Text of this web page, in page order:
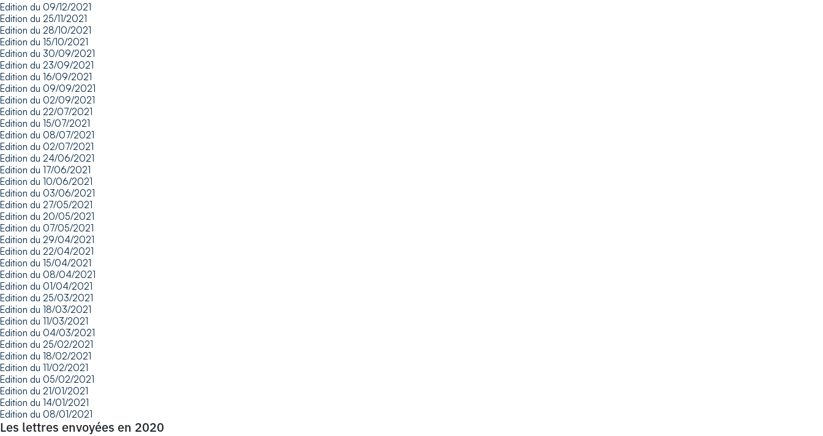
Edition du 09/12/2021
Edition du 25/11/2021
Edition du 28/10/2021
Edition du 15/10/2021
Edition du 30/09/2021
Edition du 23/09/2021
Edition du 16/09/2021
Edition du 09/09/2021
Edition du 02/09/2021
Edition du 22/07/2021
Edition du 15/07/2021
Edition du 08/07/2021
Edition du 02/07/2021
Edition du 24/06/2021
Edition du 17/06/2021
Edition du 10/06/2021
Edition du 03/06/2021
Edition du 27/05/2021
Edition du 20/05/2021
Edition du 07/05/2021
Edition du 29/04/2021
Edition du 22/04/2021
Edition du 15/04/2021
Edition du 08/04/2021
Edition du 01/04/2021
Edition du 25/03/2021
Edition du 18/03/2021
Edition du 11/03/2021
Edition du 04/03/2021
Edition du 25/02/2021
Edition du 18/02/2021
Edition du 11/02/2021
Edition du 05/02/2021
Edition du 21/01/2021
Edition du 14/01/2021
Edition du 08/01/2021
Les lettres envoyées en 2020